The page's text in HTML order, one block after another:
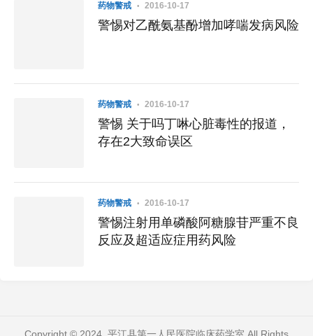
药物警戒 2016-10-17
警惕对乙酰氨基酚增加哮喘发病风险
药物警戒 2016-10-17
警惕 关于吗丁啉心脏毒性的报道，
存在2大致命误区
药物警戒 2016-10-17
警惕注射用单磷酸阿糖腺苷严重不良
反应及超适应症用药风险